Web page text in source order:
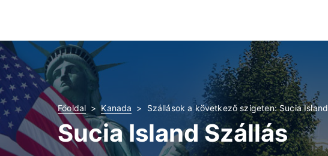
Főoldal Kanada Szállások a következő szigeten: Sucia Island
Sucia Island Szállás